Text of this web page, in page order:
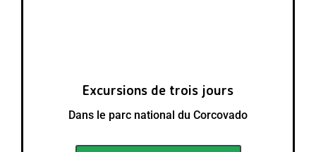
Excursions de trois jours
Dans le parc national du Corcovado